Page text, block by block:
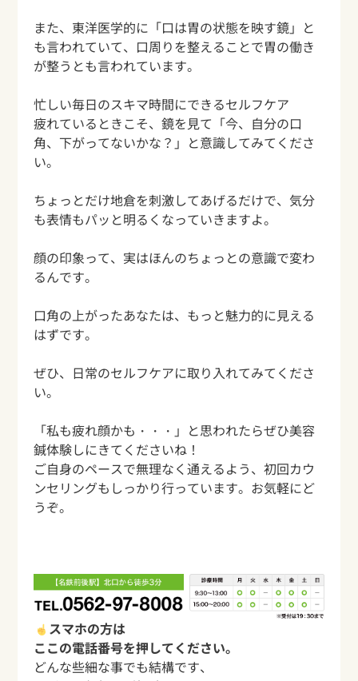
また、東洋医学的に「口は胃の状態を映す鏡」と
も言われていて、口周りを整えることで胃の働き
が整うとも言われています。
忙しい毎日のスキマ時間にできるセルフケア
疲れているときこそ、鏡を見て「今、自分の口
角、下がってないかな？」と意識してみてくださ
い。
ちょっとだけ地倉を刺激してあげるだけで、気分
も表情もパッと明るくなっていきますよ。
顔の印象って、実はほんのちょっとの意識で変わ
るんです。
口角の上がったあなたは、もっと魅力的に見える
はずです。
ぜひ、日常のセルフケアに取り入れてみてくださ
い。
「私も疲れ顔かも・・・」と思われたらぜひ美容
鍼体験しにきてくださいね！
ご自身のペースで無理なく通えるよう、初回カウ
ンセリングもしっかり行っています。お気軽にど
うぞ。
スマホの方は
ここの電話番号を押してください。
どんな些細な事でも結構です、